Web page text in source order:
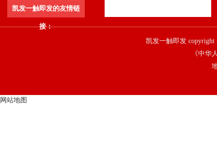
凯发一触即发的友情链
接：
凯发一触即发
《中华
网站地图